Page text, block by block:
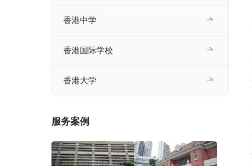
香港中学
香港国际学校
香港大学
服务案例